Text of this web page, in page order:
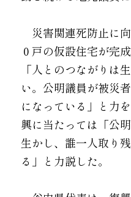
災害関連死防止に
０戸の仮設住宅が完
「人とのつながりは
い。公明議員が被災
になっている」と力
興に当たっては「公
生かし、誰一人取り
る」と力説した。